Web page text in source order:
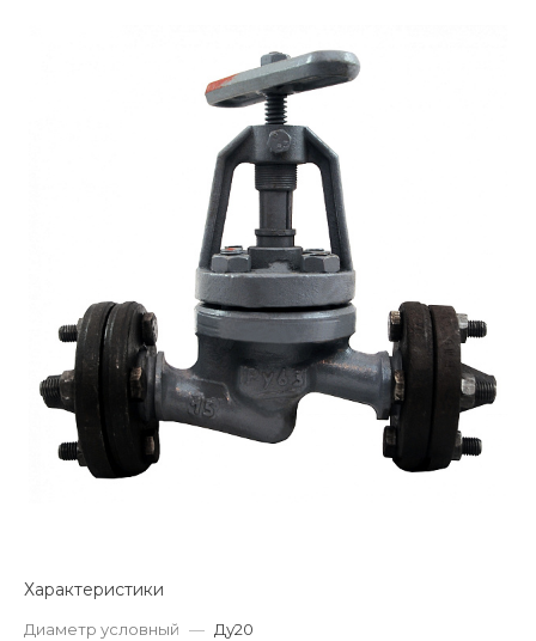
Характеристики
Диаметр условный — Ду20